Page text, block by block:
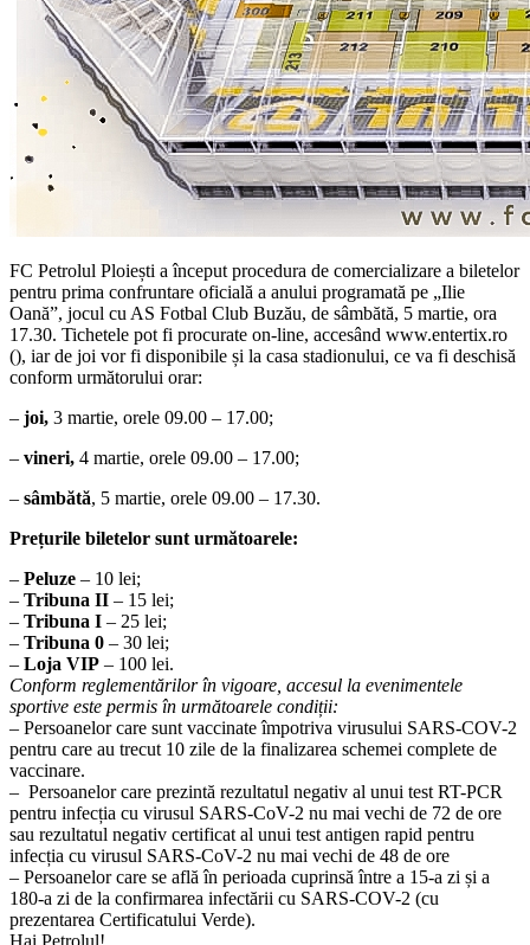
FC Petrolul Ploiești a început procedura de comercializare a biletelor
pentru prima confruntare oficială a anului programată pe „Ilie
Oană”, jocul cu AS Fotbal Club Buzău, de sâmbătă, 5 martie, ora
17.30. Tichetele pot fi procurate on-line, accesând www.entertix.ro
(), iar de joi vor fi disponibile și la casa stadionului, ce va fi deschisă
conform următorului orar:
– joi, 3 martie, orele 09.00 – 17.00;
– vineri, 4 martie, orele 09.00 – 17.00;
– sâmbătă, 5 martie, orele 09.00 – 17.30.
Prețurile biletelor sunt următoarele:
– Peluze – 10 lei;
– Tribuna II – 15 lei;
– Tribuna I – 25 lei;
– Tribuna 0 – 30 lei;
– Loja VIP – 100 lei.
Conform reglementărilor în vigoare, accesul la evenimentele
sportive este permis în următoarele condiții:
– Persoanelor care sunt vaccinate împotriva virusului SARS-COV-2
pentru care au trecut 10 zile de la finalizarea schemei complete de
vaccinare.
– Persoanelor care prezintă rezultatul negativ al unui test RT-PCR
pentru infecția cu virusul SARS-CoV-2 nu mai vechi de 72 de ore
sau rezultatul negativ certificat al unui test antigen rapid pentru
infecția cu virusul SARS-CoV-2 nu mai vechi de 48 de ore
– Persoanelor care se află în perioada cuprinsă între a 15-a zi și a
180-a zi de la confirmarea infectării cu SARS-COV-2 (cu
prezentarea Certificatului Verde).
Hai Petrolul!